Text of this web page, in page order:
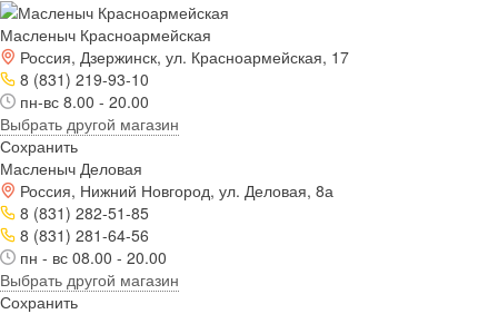
Масленыч Красноармейская
Россия, Дзержинск, ул. Красноармейская, 17
8 (831) 219-93-10
пн-вс 8.00 - 20.00
Выбрать другой магазин
Сохранить
Масленыч Деловая
Россия, Нижний Новгород, ул. Деловая, 8а
8 (831) 282-51-85
8 (831) 281-64-56
пн - вс 08.00 - 20.00
Выбрать другой магазин
Сохранить